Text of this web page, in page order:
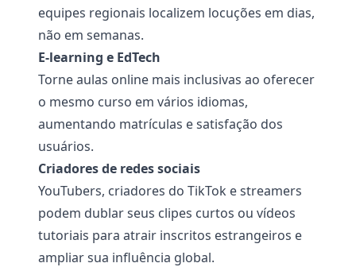
equipes regionais localizem locuções em dias,
não em semanas.
E-learning e EdTech
Torne aulas online mais inclusivas ao oferecer
o mesmo curso em vários idiomas,
aumentando matrículas e satisfação dos
usuários.
Criadores de redes sociais
YouTubers, criadores do TikTok e streamers
podem dublar seus clipes curtos ou vídeos
tutoriais para atrair inscritos estrangeiros e
ampliar sua influência global.